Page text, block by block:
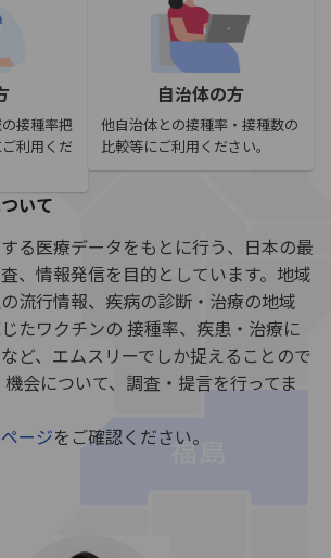
接種率把
利用くだ
自治体の方
他自治体との接種率・接種数の
比較等にご利用ください。
いて
る医療データをもとに行う、日本の最
、情報発信を目的としています。地域
流行情報、疾病の診断・治療の地域
たワクチンの 接種率、疾患・治療に
ど、エムスリーでしか捉えることので
会について、調査・提言を行ってま
ージをご確認ください。